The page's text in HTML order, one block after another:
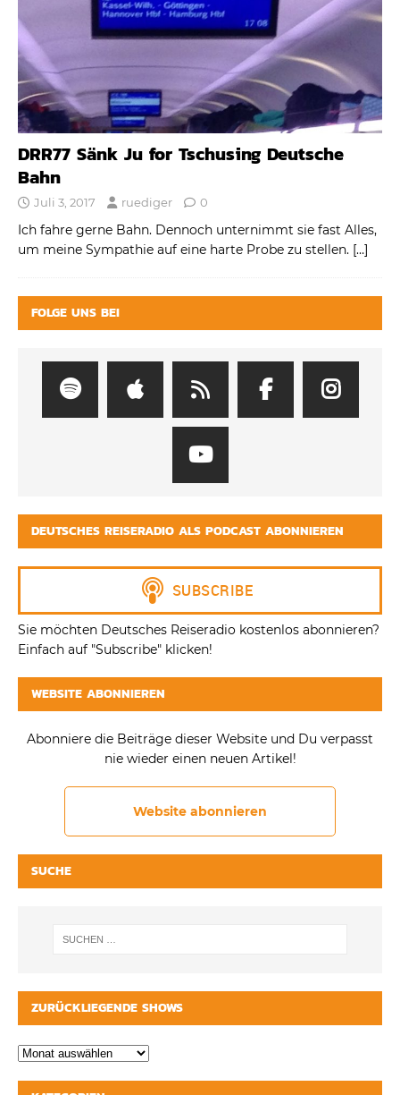
DRR77 Sänk Ju for Tschusing Deutsche
Bahn
Juli 3, 2017 ruediger 0
Ich fahre gerne Bahn. Dennoch unternimmt sie fast Alles,
um meine Sympathie auf eine harte Probe zu stellen. […]
FOLGE UNS BEI
DEUTSCHES REISERADIO ALS PODCAST ABONNIEREN
Sie möchten Deutsches Reiseradio kostenlos abonnieren?
Einfach auf "Subscribe" klicken!
WEBSITE ABONNIEREN
Abonniere die Beiträge dieser Website und Du verpasst
nie wieder einen neuen Artikel!
Website abonnieren
SUCHE
ZURÜCKLIEGENDE SHOWS